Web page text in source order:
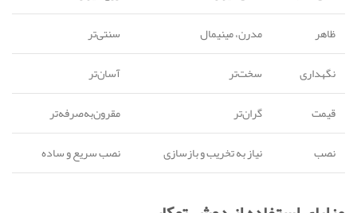
ظاهر
مدرن، مینیمال
سنتی‌تر
نگهداری
سخت‌تر
آسان‌تر
قیمت
گران‌تر
مقرون‌به‌صرفه‌تر
نصب
نیاز به تخریب و بازسازی نصب سریع و ساده